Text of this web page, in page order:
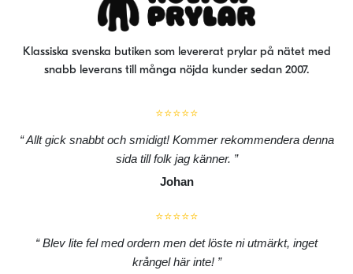
Klassiska svenska butiken som levererat prylar på nätet med
snabb leverans till många nöjda kunder sedan 2007.
⭐⭐⭐⭐⭐
Allt gick snabbt och smidigt! Kommer rekommendera denna
sida till folk jag känner.
Johan
⭐⭐⭐⭐⭐
Blev lite fel med ordern men det löste ni utmärkt, inget
krångel här inte!